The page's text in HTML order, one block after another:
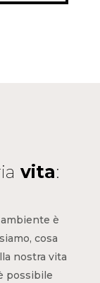
vita:
è
cosa
nostra vita
possibile